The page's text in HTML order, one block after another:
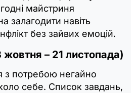
майстриня
залагодити навіть
без зайвих емоцій.
жовтня – 21 листопада)
з потребою негайно
себе. Список завдань,